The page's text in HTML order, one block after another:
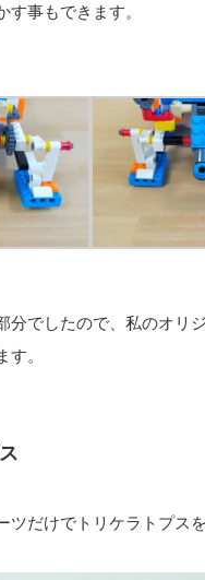
す事もできます。
分でしたので、私のオリ
す。
ツだけでトリケラトプス